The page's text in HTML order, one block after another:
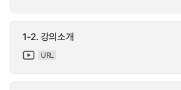
1-2. 강의소개
URL